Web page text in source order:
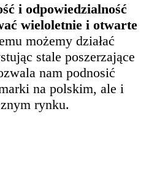
i odpowiedzialność
wieloletnie i otwarte
możemy działać
stale poszerzające
nam podnosić
na polskim, ale i
rynku.